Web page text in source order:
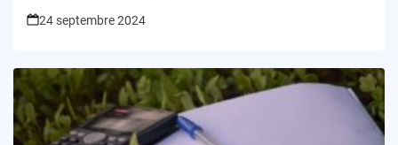
24 septembre 2024